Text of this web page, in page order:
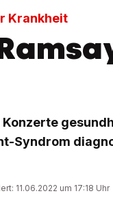
Krankheit
Syndrom
11.06.2022 um 17:18 Uhr